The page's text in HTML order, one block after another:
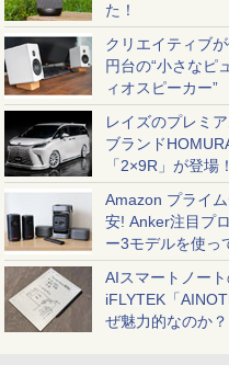
た！
クリエイティブ
円台の“小さなピ
ィオスピーカー”
レイズのプレミ
ブランド
「2×9R」が登場！
Amazon プライ
安! Anker注目プ
ー3モデルを使っ
AIスマートノー
iFLYTEK「
ぜ魅力的なのか？